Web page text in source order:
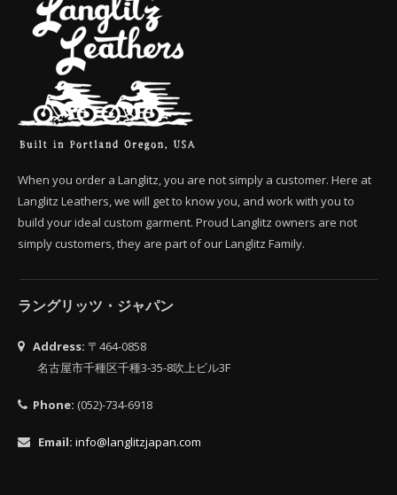
When you order a Langlitz, you are not simply a customer. Here at
Langlitz Leathers, we will get to know you, and work with you to
build your ideal custom garment. Proud Langlitz owners are not
simply customers, they are part of our Langlitz Family.
ラングリッツ・ジャパン
Address: 〒464-0858
名古屋市千種区千種3-35-8吹上ビル3F
Phone: (052)-734-6918
Email: info@langlitzjapan.com